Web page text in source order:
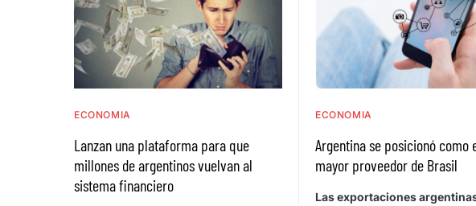
ECONOMIA
Lanzan una plataforma para que
millones de argentinos vuelvan al
sistema financiero
ECONOMIA
Argentina se posicionó como
mayor proveedor de Brasil
Las exportaciones